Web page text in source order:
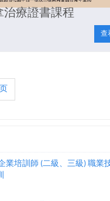
治療證書課程
查
業培訓師 (二級、三級) 職業